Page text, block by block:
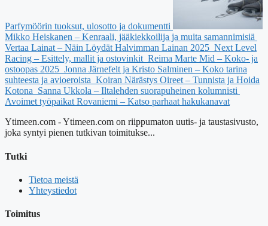
Parfymöörin tuoksut, ulosotto ja dokumentti
Mikko Heiskanen – Kenraali, jääkiekkoilija ja muita samannimisiä
Vertaa Lainat – Näin Löydät Halvimman Lainan 2025 Next Level
Racing – Esittely, mallit ja ostovinkit Reima Marte Mid – Koko- ja
ostoopas 2025 Jonna Järnefelt ja Kristo Salminen – Koko tarina
suhteesta ja avioeroista Koiran Närästys Oireet – Tunnista ja Hoida
Kotona Sanna Ukkola – Iltalehden suorapuheinen kolumnisti
Avoimet työpaikat Rovaniemi – Katso parhaat hakukanavat
Ytimeen.com - Ytimeen.com on riippumaton uutis- ja taustasivusto,
joka syntyi pienen tutkivan toimitukse...
Tutki
Tietoa meistä
Yhteystiedot
Toimitus